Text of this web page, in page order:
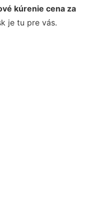
kúrenie cena za
je tu pre vás.